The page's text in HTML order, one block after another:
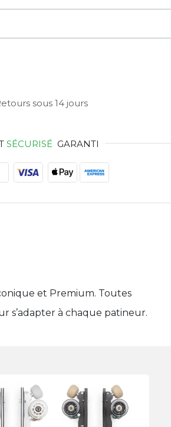
sous 14 jours
SÉCURISÉ GARANTI
et Premium. Toutes
s’adapter à chaque patineur.